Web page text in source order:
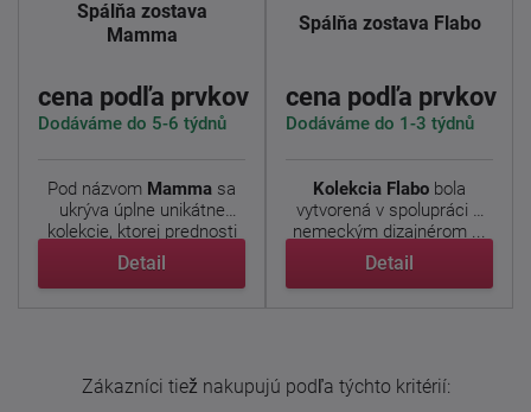
Spálňa zostava
Mamma
cena podľa prvkov
Dodáváme do 5-6 týdnů
Pod názvom Mamma sa
ukrýva úplne unikátne
kolekcie, ktorej prednosti
...
Detail
Spálňa zostava Flabo
cena podľa prvkov
Dodáváme do 1-3 týdnů
Kolekcia Flabo bola
vytvorená v spolupráci s
nemeckým dizajnérom ...
Detail
Zákazníci tiež nakupujú podľa týchto kritérií: